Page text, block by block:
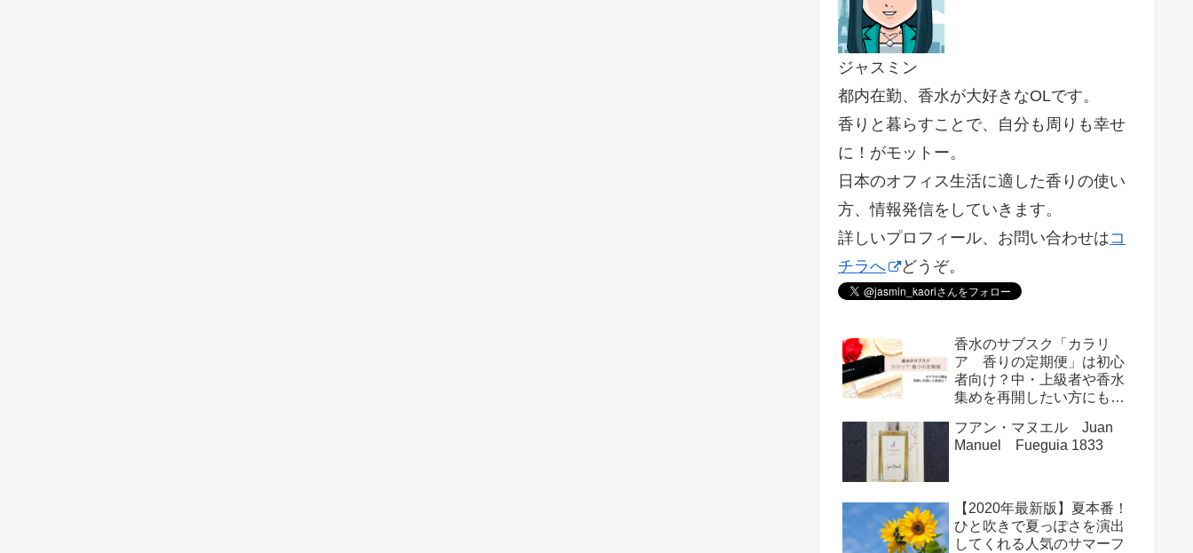
ジャスミン
都内在勤、香水が大好きなOLです。
香りと暮らすことで、自分も周りも幸せ
に！がモットー。
日本のオフィス生活に適した香りの使い
方、情報発信をしていきます。
詳しいプロフィール、お問い合わせはコ
チラへ
どうぞ。
香水のサブスク「カラリ
ア 香りの定期便」は初心
者向け？中・上級者や香水
集めを再開したい方にもお
フアン・マヌエル Juan
Manuel Fueguia 1833
【2020年最新版】夏本番！
ひと吹きで夏っぽさを演出
してくれる人気のサマーフ